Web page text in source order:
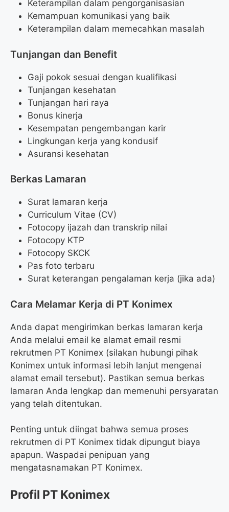
Keterampilan dalam pengorganisasian
Kemampuan komunikasi yang baik
Keterampilan dalam memecahkan masalah
Tunjangan dan Benefit
Gaji pokok sesuai dengan kualifikasi
Tunjangan kesehatan
Tunjangan hari raya
Bonus kinerja
Kesempatan pengembangan karir
Lingkungan kerja yang kondusif
Asuransi kesehatan
Berkas Lamaran
Surat lamaran kerja
Curriculum Vitae (CV)
Fotocopy ijazah dan transkrip nilai
Fotocopy KTP
Fotocopy SKCK
Pas foto terbaru
Surat keterangan pengalaman kerja (jika ada)
Cara Melamar Kerja di PT Konimex
Anda dapat mengirimkan berkas lamaran kerja
Anda melalui email ke alamat email resmi
rekrutmen PT Konimex (silakan hubungi pihak
Konimex untuk informasi lebih lanjut mengenai
alamat email tersebut). Pastikan semua berkas
lamaran Anda lengkap dan memenuhi persyaratan
yang telah ditentukan.
Penting untuk diingat bahwa semua proses
rekrutmen di PT Konimex tidak dipungut biaya
apapun. Waspadai penipuan yang
mengatasnamakan PT Konimex.
Profil PT Konimex